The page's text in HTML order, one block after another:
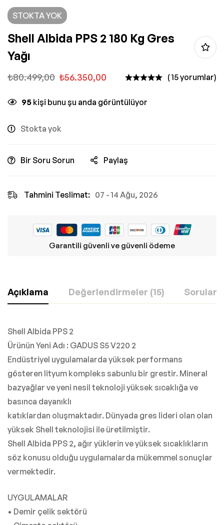
STOKTA YOK
Shell Albida PPS 2 180 Kg Gres
Yağı
₺80.499,00 ₺56.350,00 ( 15 yorumlar)
95 kişi bunu şu anda görüntülüyor
Stokta yok
Bir Soru Sorun Paylaş
Tahmini Teslimat: 07 - 14 Ağu, 2026
Garantili güvenli ve güvenli ödeme
Açıklama Değerlendirmeler (15) Sorular
Shell Albida PPS 2
Ürünün Yeni Adı : GADUS S5 V220 2
Endüstriyel uygulamalarda yüksek performans
gösteren lityum kompleks sabunlu bir grestir. Mineral
bazyağlar ve yeni nesil teknoloji yüksek sıcaklığa ve
basınca dayanıklı
katıklardan oluşmaktadır. Dünyada gres lideri olan olan
yüksek Shell teknolojisi ile üretilmiştir.
Shell Albida PPS 2, ağır yüklerin ve yüksek sıcaklıkların
söz konusu olduğu uygulamalarda mükemmel sonuçlar
vermektedir.
UYGULAMALAR
• Demir çelik sektörü